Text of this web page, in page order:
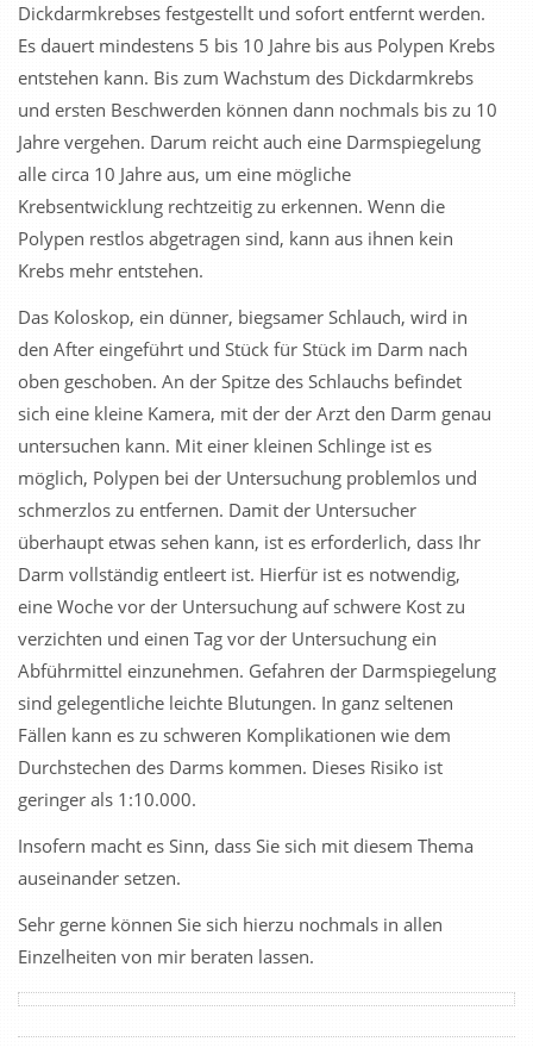
Dickdarmkrebses festgestellt und sofort entfernt werden.
Es dauert mindestens 5 bis 10 Jahre bis aus Polypen Krebs
entstehen kann. Bis zum Wachstum des Dickdarmkrebs
und ersten Beschwerden können dann nochmals bis zu 10
Jahre vergehen. Darum reicht auch eine Darmspiegelung
alle circa 10 Jahre aus, um eine mögliche
Krebsentwicklung rechtzeitig zu erkennen. Wenn die
Polypen restlos abgetragen sind, kann aus ihnen kein
Krebs mehr entstehen.
Das Koloskop, ein dünner, biegsamer Schlauch, wird in
den After eingeführt und Stück für Stück im Darm nach
oben geschoben. An der Spitze des Schlauchs befindet
sich eine kleine Kamera, mit der der Arzt den Darm genau
untersuchen kann. Mit einer kleinen Schlinge ist es
möglich, Polypen bei der Untersuchung problemlos und
schmerzlos zu entfernen. Damit der Untersucher
überhaupt etwas sehen kann, ist es erforderlich, dass Ihr
Darm vollständig entleert ist. Hierfür ist es notwendig,
eine Woche vor der Untersuchung auf schwere Kost zu
verzichten und einen Tag vor der Untersuchung ein
Abführmittel einzunehmen. Gefahren der Darmspiegelung
sind gelegentliche leichte Blutungen. In ganz seltenen
Fällen kann es zu schweren Komplikationen wie dem
Durchstechen des Darms kommen. Dieses Risiko ist
geringer als 1:10.000.
Insofern macht es Sinn, dass Sie sich mit diesem Thema
auseinander setzen.
Sehr gerne können Sie sich hierzu nochmals in allen
Einzelheiten von mir beraten lassen.